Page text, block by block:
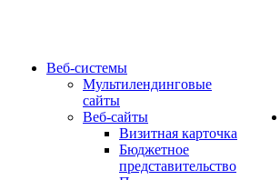
Веб-системы
Мультилендинговые
сайты
Веб-сайты
Визитная карточка
Бюджетное
представительство